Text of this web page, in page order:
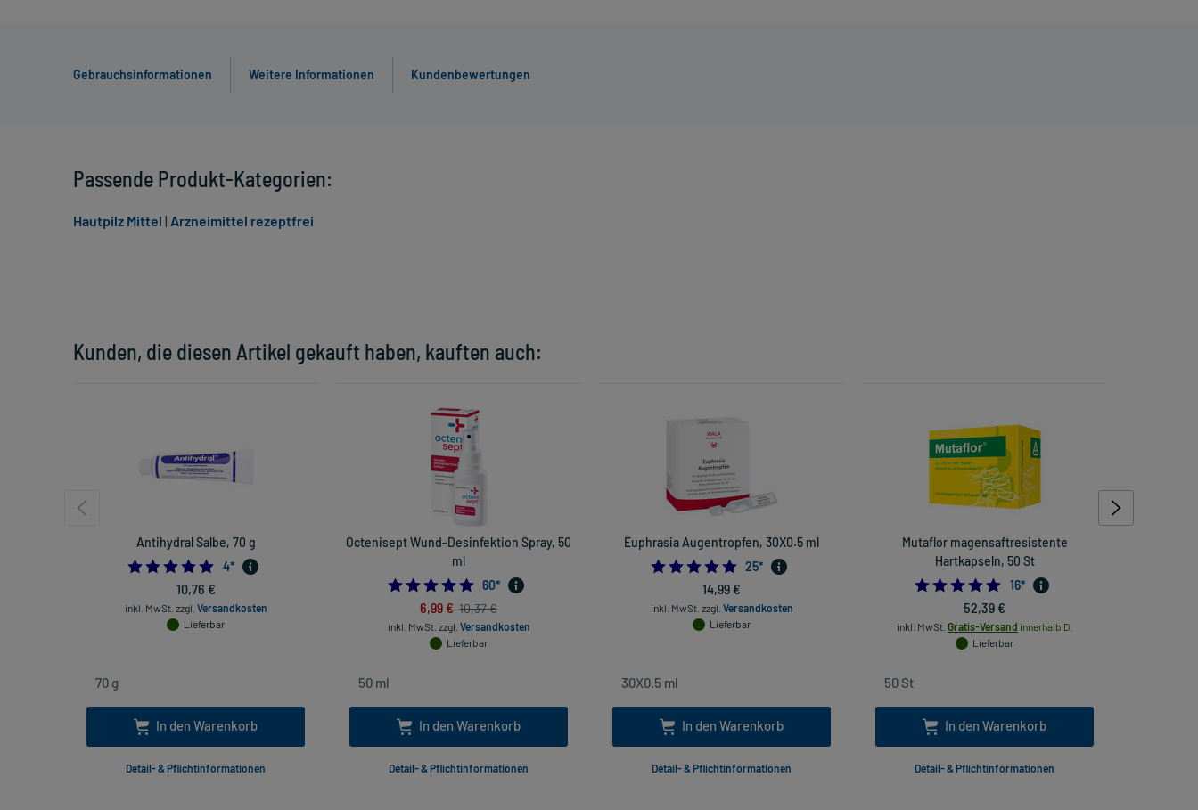
Gebrauchsinformationen Weitere Informationen Kundenbewertungen
Kunden, die diesen Artikel gekauft haben, kauften auch:
Antihydral Salbe, 70 g
5.0
4*
10,76 €
inkl. MwSt. zzgl. Versandkosten
Lieferbar
In den Warenkorb
Detail- & Pflichtinformationen
Octenisept Wund-Desinfektion Spray, 50
ml
4.966666666666667
60*
6,99 € 10,37 €
inkl. MwSt. zzgl. Versandkosten
Lieferbar
In den Warenkorb
Detail- & Pflichtinformationen
Euphrasia Augentropfen, 30X0.5 ml
4.96
25*
14,99 €
inkl. MwSt. zzgl. Versandkosten
Lieferbar
In den Warenkorb
Detail- & Pflichtinformationen
Mutaflor magensaftresistente
Hartkapseln, 50 St
5.0
16*
52,39 €
inkl. MwSt. Gratis-Versand innerhalb D.
Lieferbar
In den Warenkorb
Detail- & Pflichtinformationen
Passende Produkt-Kategorien:
Hautpilz Mittel | Arzneimittel rezeptfrei